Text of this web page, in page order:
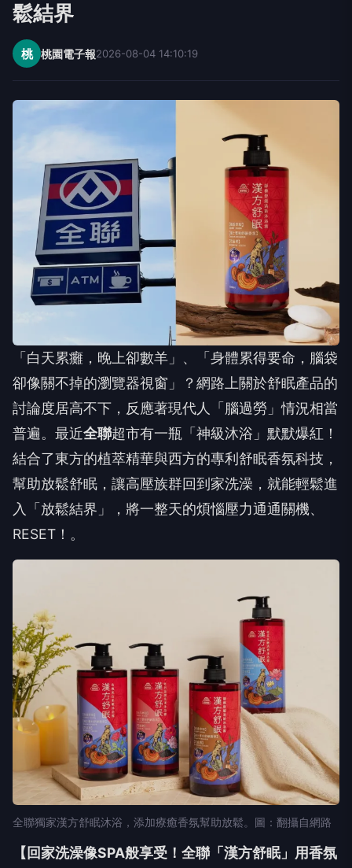
鬆結界
桃 桃園電子報2026-08-04 14:10:19
「白天累癱，晚上卻數羊」、「身體累得要命，腦袋
卻像關不掉的瀏覽器視窗」？網路上關於舒眠產品的
討論度居高不下，反應著現代人「腦過勞」情況相當
普遍。最近全聯超市有一瓶「神級沐浴」默默爆紅！
結合了東方的植萃精華與西方的專利舒眠香氛科技，
幫助放鬆舒眠，讓高壓族群回到家洗澡，就能輕鬆進
入「放鬆結界」，將一整天的煩惱壓力通通關機、
RESET！。
全聯獨家漢方舒眠沐浴，添加療癒香氛幫助放鬆。圖：翻攝自網路
【回家洗澡像SPA般享受！全聯「漢方舒眠」用香氛